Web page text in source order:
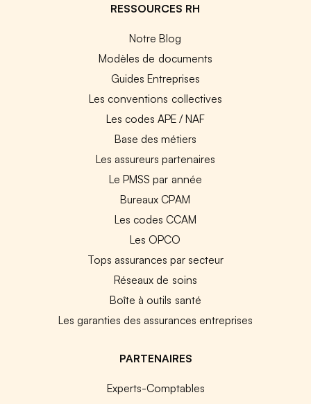
RESSOURCES RH
Notre Blog
Modèles de documents
Guides Entreprises
Les conventions collectives
Les codes APE / NAF
Base des métiers
Les assureurs partenaires
Le PMSS par année
Bureaux CPAM
Les codes CCAM
Les OPCO
Tops assurances par secteur
Réseaux de soins
Boîte à outils santé
Les garanties des assurances entreprises
PARTENAIRES
Experts-Comptables